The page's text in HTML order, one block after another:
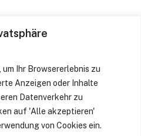
Ihr Browsererlebnis zu
Anzeigen oder Inhalte
Datenverkehr zu
auf 'Alle akzeptieren'
von Cookies ein.